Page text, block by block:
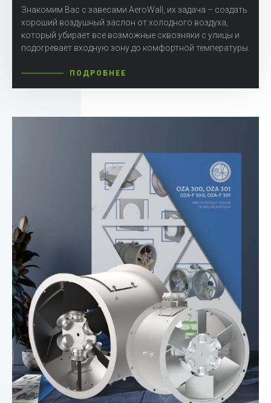
Знакомим Вас с завесами AeroWall, их задача – создать
хороший воздушный заслон от холодного воздуха,
который убирает все возможные сквозняки с улицы и
подогревает входную зону до комфортной температуры.
ПОДРОБНЕЕ